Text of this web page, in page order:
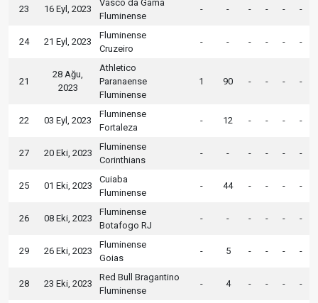
23 16 Eyl, 2023
Vasco da Gama
Fluminense
- - - - - -
24 21 Eyl, 2023
Fluminense
Cruzeiro
- - - - - -
21
28 Ağu,
2023
Athletico
Paranaense
Fluminense
1 90 - - - -
22 03 Eyl, 2023
Fluminense
Fortaleza
- 12 - - - -
27 20 Eki, 2023
Fluminense
Corinthians
- - - - - -
25 01 Eki, 2023
Cuiaba
Fluminense
- 44 - - - -
26 08 Eki, 2023
Fluminense
Botafogo RJ
- - - - - -
29 26 Eki, 2023
Fluminense
Goias
- 5 - - - -
28 23 Eki, 2023
Red Bull Bragantino
Fluminense
- 4 - - - -